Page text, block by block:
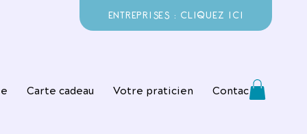
ENTREPRISES : CLIQUEZ ICI
Carte cadeau Votre praticien Contact